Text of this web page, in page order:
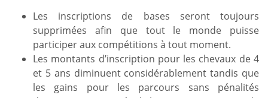
Les inscriptions de bases seront toujours
supprimées afin que tout le monde puisse
participer aux compétitions à tout moment.
Les montants d’inscription pour les chevaux de 4
et 5 ans diminuent considérablement tandis que
les gains pour les parcours sans pénalités